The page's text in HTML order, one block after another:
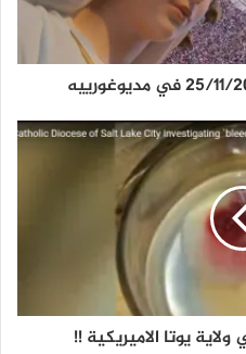
يوتا الاميريكية !!